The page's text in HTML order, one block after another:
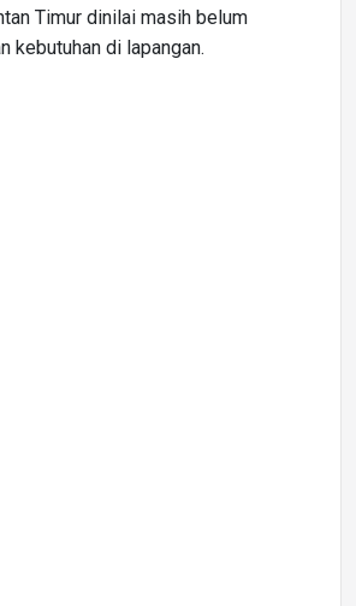
Timur dinilai masih belum
kebutuhan di lapangan.